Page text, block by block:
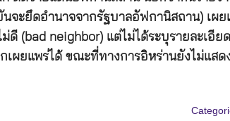
จะยึดอำนาจจากรัฐบาลอัฟกานิสถาน) เผ
ดี (bad neighbor) แต่ไม่ได้ระบุรายละเอี
ผยแพร่ได้ ขณะที่ทางการอิหร่านยังไม่แส